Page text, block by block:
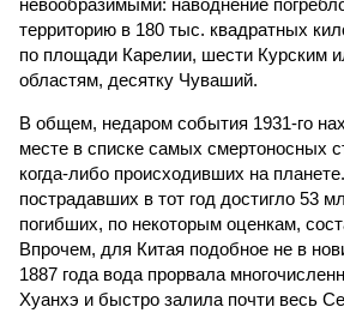
невообразимыми: наводнение
территорию в 180 тыс. квадратных
по площади Карелии, шести Курским
областям, десятку Чуваший.
В общем, недаром события 1931-го
месте в списке самых смертоносных
когда-либо происходивших на
пострадавших в тот год достигло 53
погибших, по некоторым оценкам,
Впрочем, для Китая подобное не в
1887 года вода прорвала
Хуанхэ и быстро залила почти весь